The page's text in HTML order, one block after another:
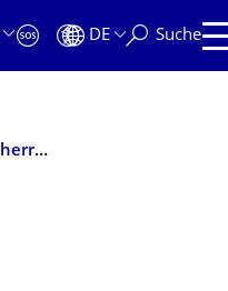
DE Suche
Integrale experimentelle und analytische Nachweise der Beherrschbarkeit von Auslegungsstörfällen allein mit passiven Systemen (EASY)